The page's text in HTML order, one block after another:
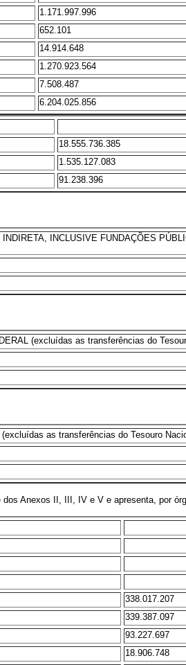
1.171.997.996
652.101
14.914.648
1.270.923.564
7.508.487
6.204.025.856
18.555.736.385
1.535.127.083
91.238.396
INCLUSIVE FUNDAÇÕES
(excluídas as transferências do
as transferências do Tesouro
Anexos II, III, IV e V e apresenta, por
338.017.207
339.387.097
93.227.697
18.906.748